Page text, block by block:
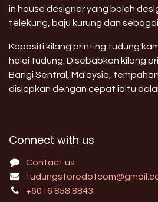
in house designer yang boleh
telekung, baju kurung dan
Kapasiti kilang printing tudung
helai tudung. Disebabkan kilang
Bangi Sentral, Malaysia,
disiapkan dengan cepat iaitu
Connect with us
Contact us
+6016 858 8843